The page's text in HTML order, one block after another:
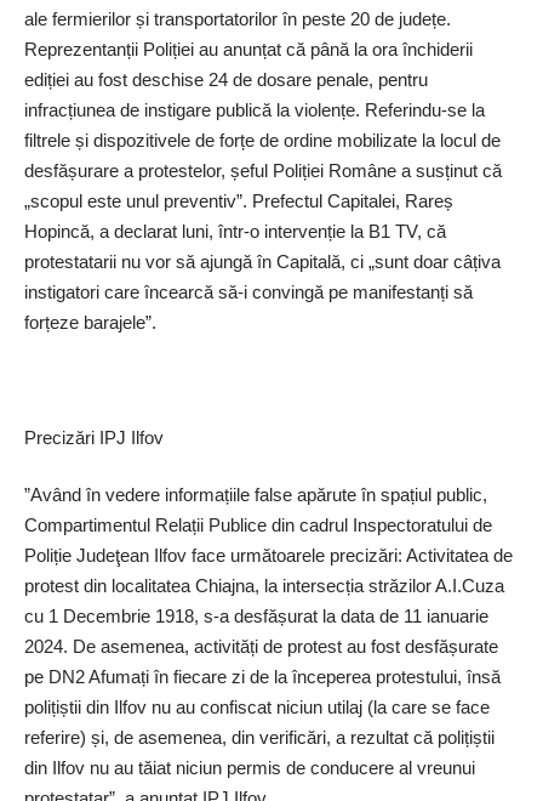
ale fermierilor și transportatorilor în peste 20 de județe.
Reprezentanții Poliției au anunțat că până la ora închiderii
ediției au fost deschise 24 de dosare penale, pentru
infracțiunea de instigare publică la violențe. Referindu-se la
filtrele și dispozitivele de forțe de ordine mobilizate la locul de
desfășurare a protestelor, șeful Poliției Române a susținut că
„scopul este unul preventiv”. Prefectul Capitalei, Rareș
Hopincă, a declarat luni, într-o intervenție la B1 TV, că
protestatarii nu vor să ajungă în Capitală, ci „sunt doar câțiva
instigatori care încearcă să-i convingă pe manifestanți să
forțeze barajele”.
Precizări IPJ Ilfov
”Având în vedere informațiile false apărute în spațiul public,
Compartimentul Relații Publice din cadrul Inspectoratului de
Poliție Judeţean Ilfov face următoarele precizări: Activitatea de
protest din localitatea Chiajna, la intersecția străzilor A.I.Cuza
cu 1 Decembrie 1918, s-a desfășurat la data de 11 ianuarie
2024. De asemenea, activități de protest au fost desfășurate
pe DN2 Afumați în fiecare zi de la începerea protestului, însă
polițiștii din Ilfov nu au confiscat niciun utilaj (la care se face
referire) și, de asemenea, din verificări, a rezultat că polițiștii
din Ilfov nu au tăiat niciun permis de conducere al vreunui